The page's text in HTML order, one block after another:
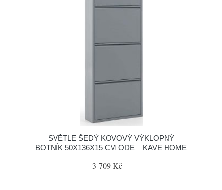
SVĚTLE ŠEDÝ KOVOVÝ VÝKLOPNÝ
BOTNÍK 50X136X15 CM ODE – KAVE HOME
3 709 Kč